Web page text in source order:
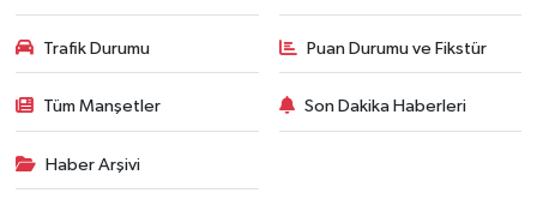
Trafik Durumu Puan Durumu ve Fikstür
Tüm Manşetler Son Dakika Haberleri
Haber Arşivi